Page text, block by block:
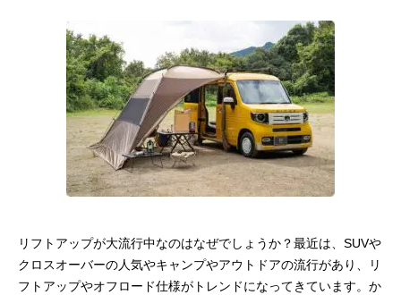
リフトアップが大流行中なのはなぜでしょうか？最近は、SUVや
クロスオーバーの人気やキャンプやアウトドアの流行があり、リ
フトアップやオフロード仕様がトレンドになってきています。か